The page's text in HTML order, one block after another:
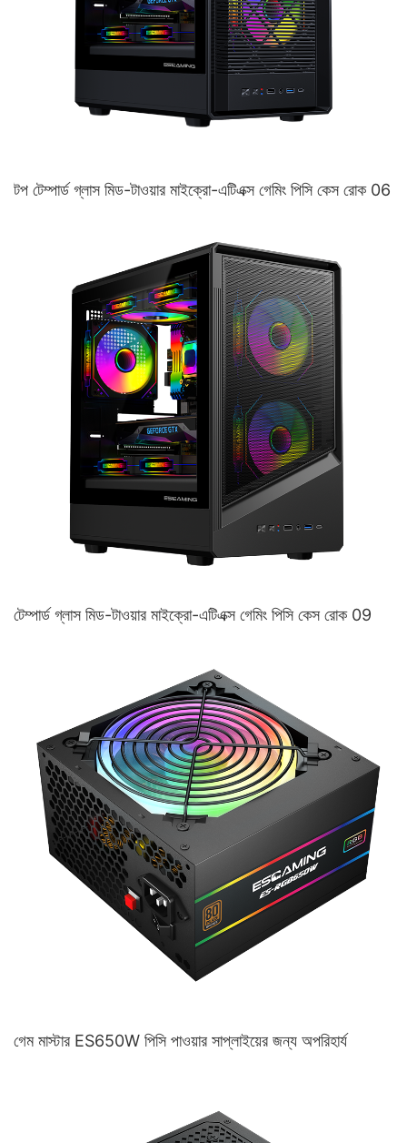
টপ টেম্পার্ড গ্লাস মিড-টাওয়ার মাইক্রো-এটিএক্স গেমিং পিসি কেস রোক 06
টেম্পার্ড গ্লাস মিড-টাওয়ার মাইক্রো-এটিএক্স গেমিং পিসি কেস রোক 09
গেম মাস্টার ES650W পিসি পাওয়ার সাপ্লাইয়ের জন্য অপরিহার্য